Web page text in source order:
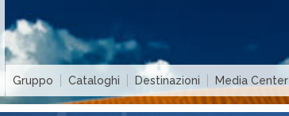
Gruppo Cataloghi Destinazioni Media Center